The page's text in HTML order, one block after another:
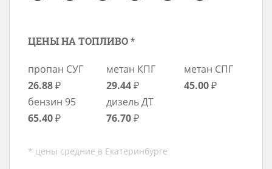
ЦЕНЫ НА ТОПЛИВО *
пропан СУГ
26.88₽
метан КПГ
29.44₽
метан СПГ
45.00₽
бензин 95
65.40₽
дизель ДТ
76.70₽
* цены средние в Екатеринбурге